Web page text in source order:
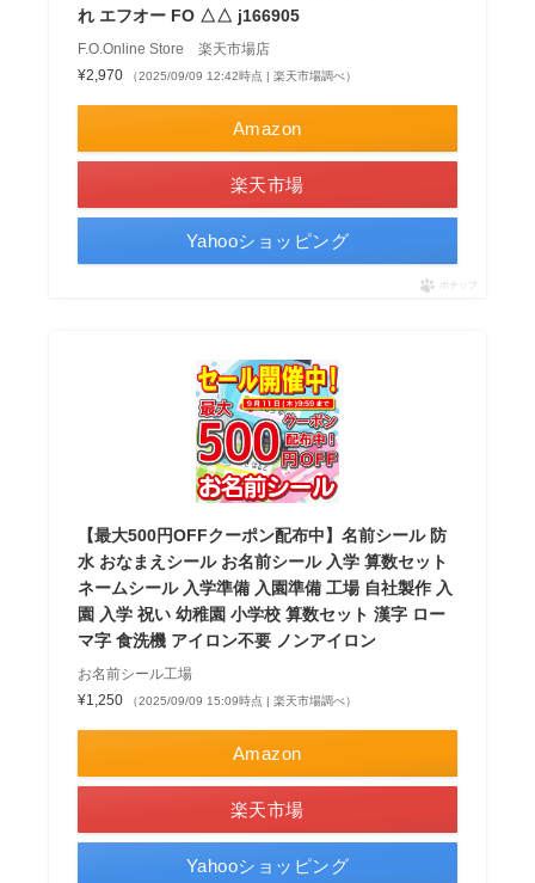
れ エフオー FO △△ j166905
F.O.Online Store 楽天市場店
¥2,970
（2025/09/09 12:42時点 | 楽天市場調べ）
Amazon
楽天市場
Yahooショッピング
ポチップ
【最大500円OFFクーポン配布中】名前シール 防
水 おなまえシール お名前シール 入学 算数セット
ネームシール 入学準備 入園準備 工場 自社製作 入
園 入学 祝い 幼稚園 小学校 算数セット 漢字 ロー
マ字 食洗機 アイロン不要 ノンアイロン
お名前シール工場
¥1,250
（2025/09/09 15:09時点 | 楽天市場調べ）
Amazon
楽天市場
Yahooショッピング